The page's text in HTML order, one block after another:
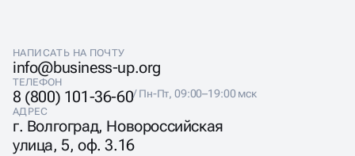
НАПИСАТЬ НА ПОЧТУ
info@business-up.org
ТЕЛЕФОН
8 (800) 101-36-60/ Пн-Пт, 09:00–19:00 мск
АДРЕС
г. Волгоград, Новороссийская
улица, 5, оф. 3.16